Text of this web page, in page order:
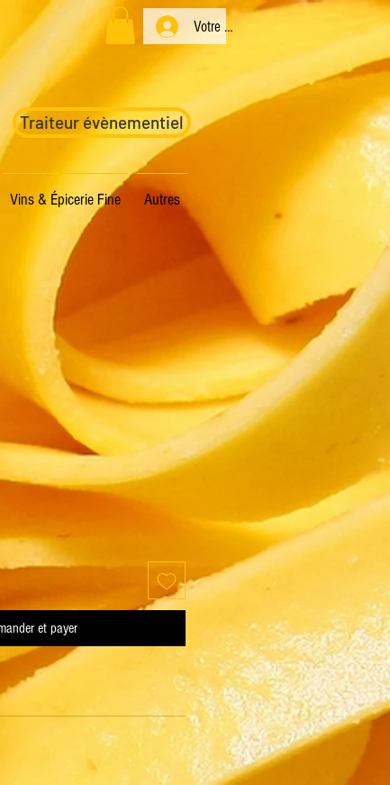
Votre compte
Traiteur évènementiel
Vins & Épicerie Fine Autres
et payer